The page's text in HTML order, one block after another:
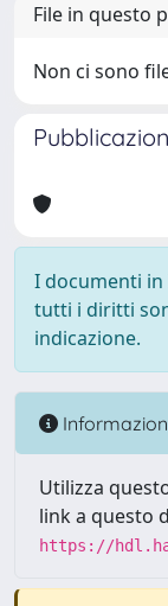
File in questo
Non ci sono
I documenti
tutti i diritti
indicazione.
Utilizza
link a questo
https://